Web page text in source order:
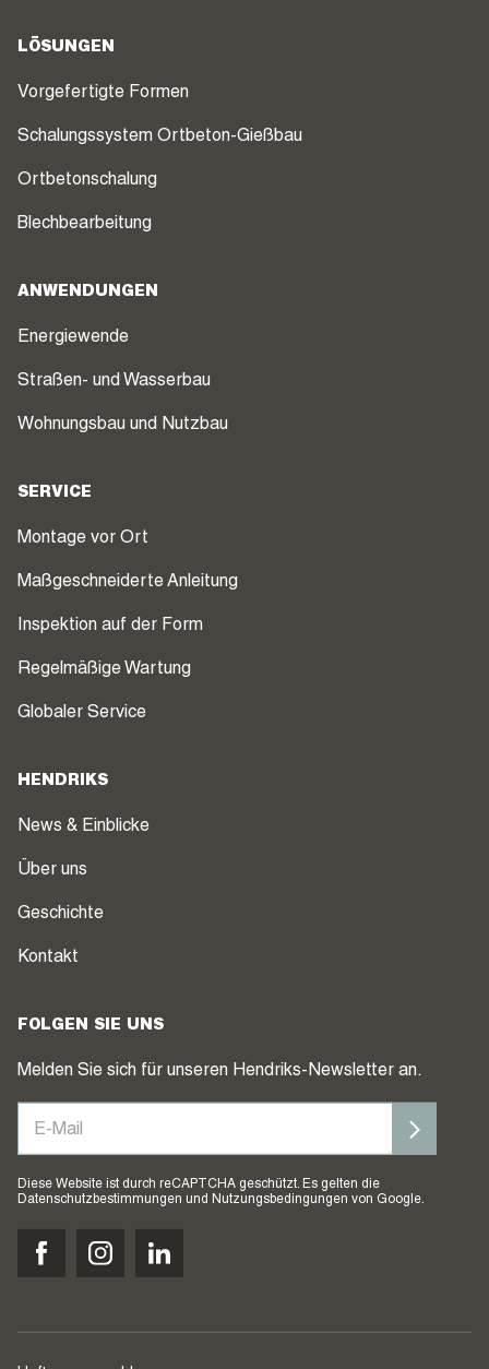
LÖSUNGEN
Vorgefertigte Formen
Schalungssystem Ortbeton-Gießbau
Ortbetonschalung
Blechbearbeitung
ANWENDUNGEN
Energiewende
Straßen- und Wasserbau
Wohnungsbau und Nutzbau
SERVICE
Montage vor Ort
Maßgeschneiderte Anleitung
Inspektion auf der Form
Regelmäßige Wartung
Globaler Service
HENDRIKS
News & Einblicke
Über uns
Geschichte
Kontakt
FOLGEN SIE UNS
Melden Sie sich für unseren Hendriks-Newsletter an.
Diese Website ist durch reCAPTCHA geschützt. Es gelten die
Datenschutzbestimmungen und Nutzungsbedingungen von Google.